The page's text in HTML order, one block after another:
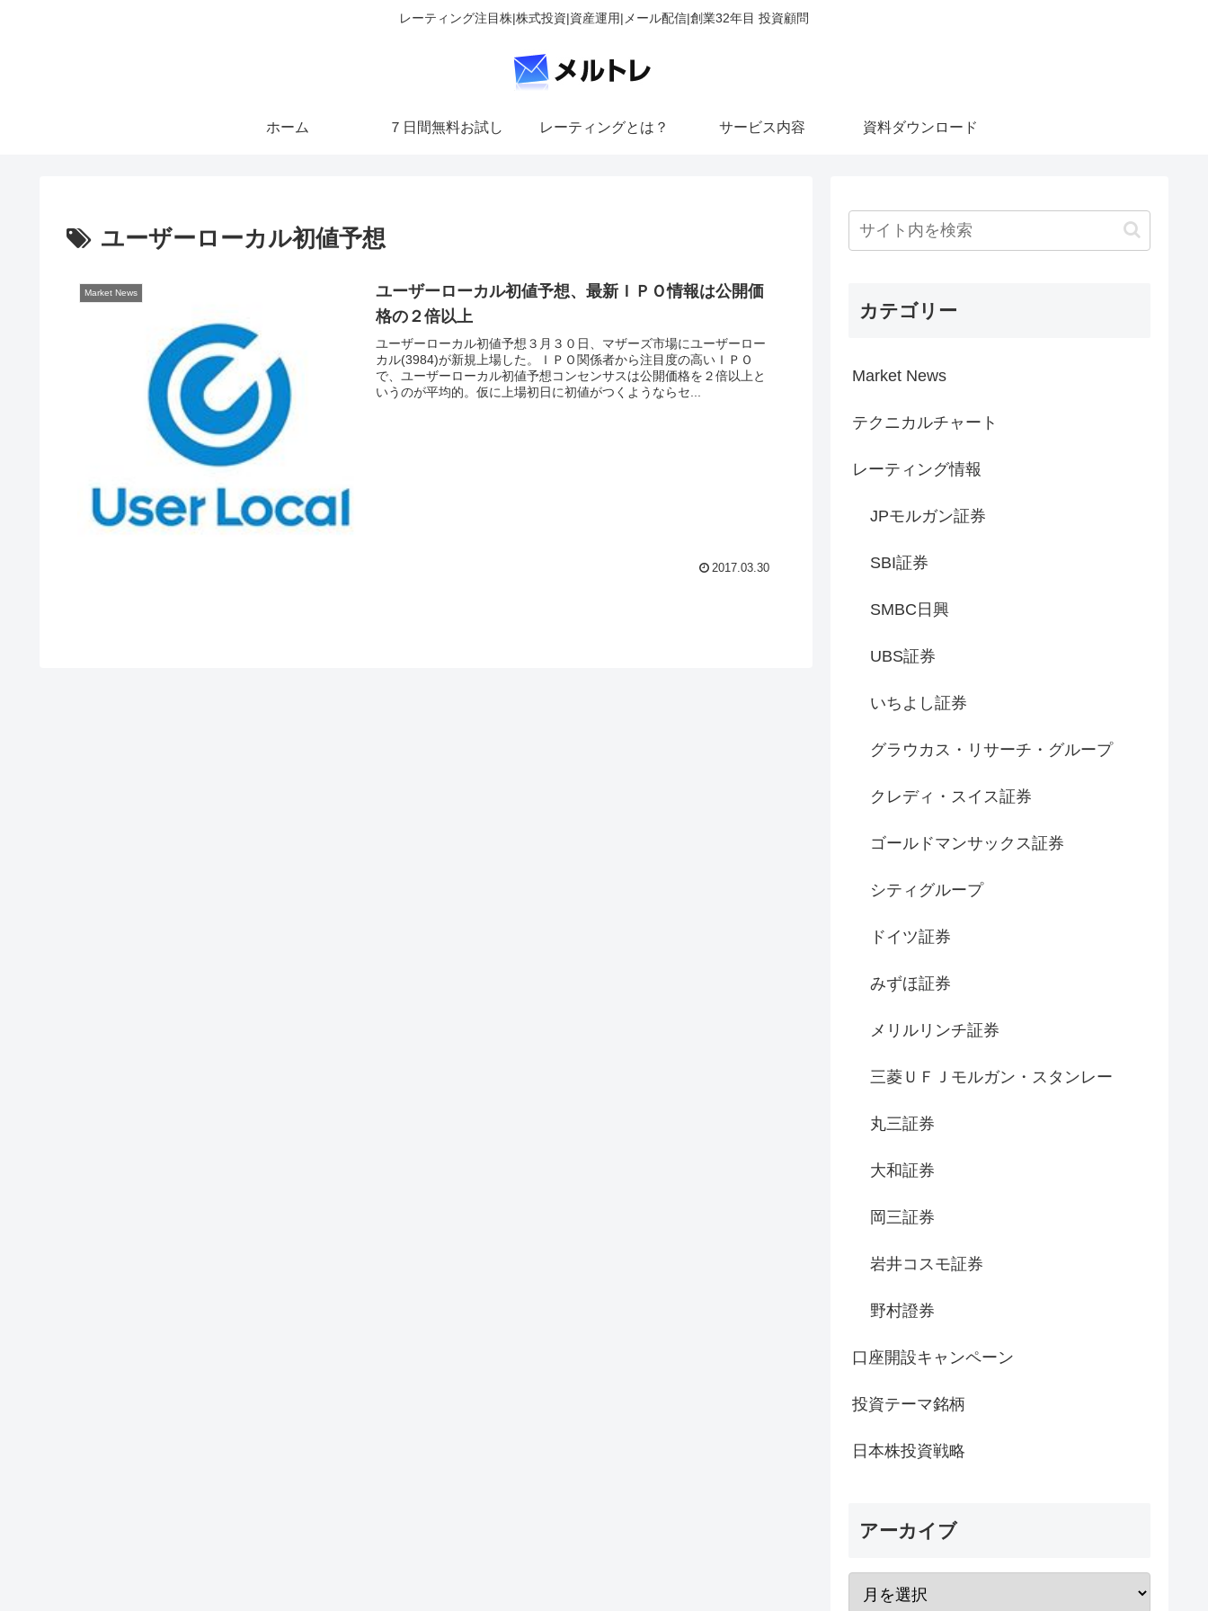
レーティング注目株|株式投資|資産運用|メール配信|創業32年目 投資顧問
ホーム ７日間無料お試し レーティングとは？ サービス内容 資料ダウンロード
ユーザーローカル初値予想
Market News
ユーザーローカル初値予想、最新ＩＰＯ情報は公開価
格の２倍以上
ユーザーローカル初値予想３月３０日、マザーズ市場にユーザーロー
カル(3984)が新規上場した。ＩＰＯ関係者から注目度の高いＩＰＯ
で、ユーザーローカル初値予想コンセンサスは公開価格を２倍以上と
いうのが平均的。仮に上場初日に初値がつくようならセ...
2017.03.30
カテゴリー
Market News
テクニカルチャート
レーティング情報
JPモルガン証券
SBI証券
SMBC日興
UBS証券
いちよし証券
グラウカス・リサーチ・グループ
クレディ・スイス証券
ゴールドマンサックス証券
シティグループ
ドイツ証券
みずほ証券
メリルリンチ証券
三菱ＵＦＪモルガン・スタンレー
丸三証券
大和証券
岡三証券
岩井コスモ証券
野村證券
口座開設キャンペーン
投資テーマ銘柄
日本株投資戦略
アーカイブ